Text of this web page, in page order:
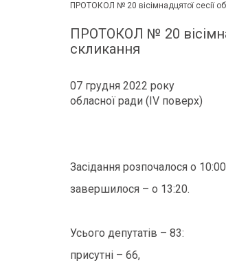
ПРОТОКОЛ № 20 вісімнадцятої сесії
ПРОТОКОЛ № 20
скликання
07 грудня 2022 року
обласної ради (IV поверх)
Засідання розпочалося о
завершилося – о 13:20.
Усього депутатів – 83:
присутні – 66,